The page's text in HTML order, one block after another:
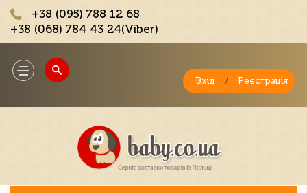
+38 (095) 788 12 68
+38 (068) 784 43 24(Viber)
Toggle
navigation
Вхід / Реєстрація